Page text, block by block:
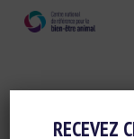
RECEVEZ